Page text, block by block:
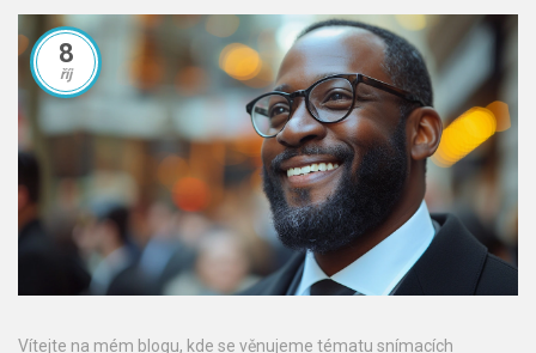
8
říj
Vítejte na mém blogu, kde se věnujeme tématu snímacích